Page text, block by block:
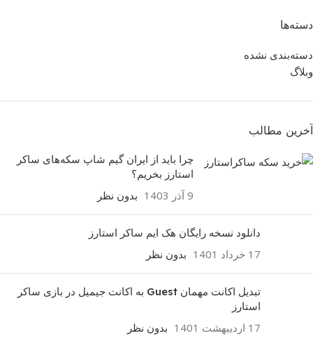
دسته‌ها
دسته‌بندی نشده
وبلاگ
آخرین مطالب
چرا باید از ایران گیم شاپ سکه‌های ساکر
استارز بخریم؟
9 آذر 1403 بدون نظر
دانلود نسخه رایگان هک ایم ساکر استارز
17 خرداد 1401 بدون نظر
تبدیل اکانت مهمان Guest به اکانت جیمیل در بازی ساکر
استارز
17 اردیبهشت 1401 بدون نظر